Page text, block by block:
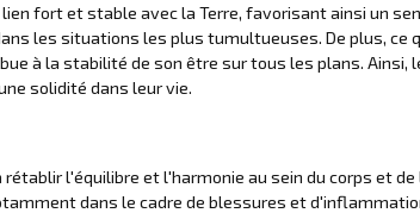
fort et stable avec la Terre, favorisant ainsi un
les situations les plus tumultueuses. De plus, ce
à la stabilité de son être sur tous les plans. Ainsi,
solidité dans leur vie.
l'équilibre et l'harmonie au sein du corps et
dans le cadre de blessures et